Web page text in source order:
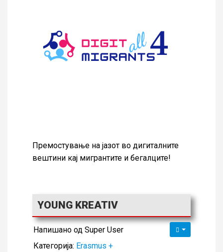
Премостување на јазот во дигиталните
вештини кај мигрантите и бегалците!
YOUNG KREATIV
Напишано од Super User
Категорија: Erasmus +